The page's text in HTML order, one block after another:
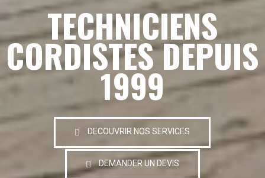
TECHNICIENS
CORDISTES DEPUIS
1999
DECOUVRIR NOS SERVICES
DEMANDER UN DEVIS